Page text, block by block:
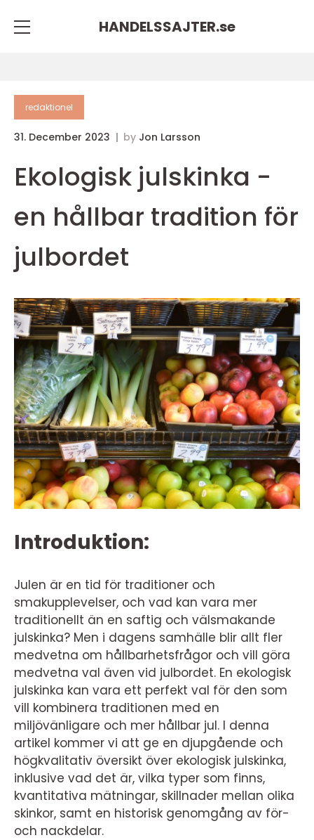
HANDELSSAJTER.se
redaktionel
31. December 2023 by Jon Larsson
Ekologisk julskinka -
en hållbar tradition för
julbordet
Introduktion:
Julen är en tid för traditioner och
smakupplevelser, och vad kan vara mer
traditionellt än en saftig och välsmakande
julskinka? Men i dagens samhälle blir allt fler
medvetna om hållbarhetsfrågor och vill göra
medvetna val även vid julbordet. En ekologisk
julskinka kan vara ett perfekt val för den som
vill kombinera traditionen med en
miljövänligare och mer hållbar jul. I denna
artikel kommer vi att ge en djupgående och
högkvalitativ översikt över ekologisk julskinka,
inklusive vad det är, vilka typer som finns,
kvantitativa mätningar, skillnader mellan olika
skinkor, samt en historisk genomgång av för-
och nackdelar.